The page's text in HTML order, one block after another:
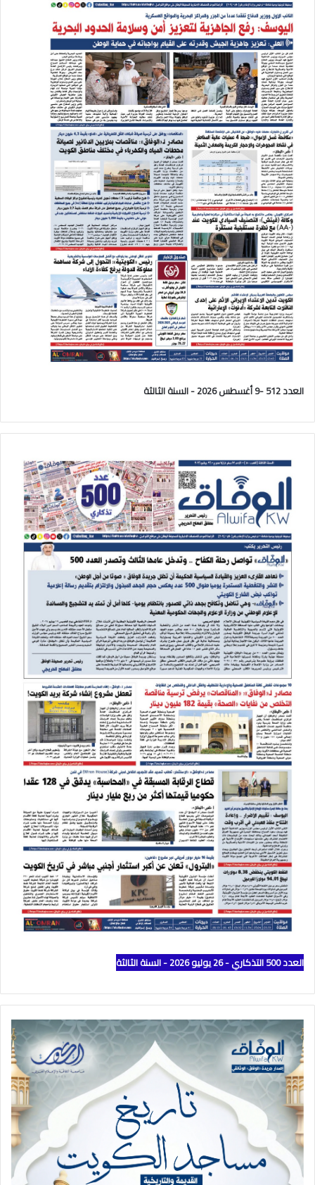
العدد 512 -9 أغسطس 2026 - السنة الثالثة
العدد 500 التذكاري - 26 يوليو 2026 - السنة الثالثة